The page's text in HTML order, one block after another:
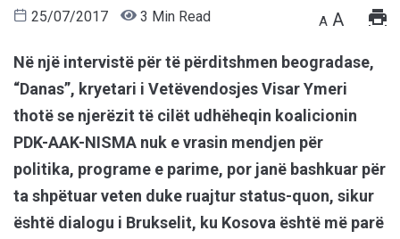
25/07/2017 3 Min Read A A
Në një intervistë për të përditshmen beogradase,
“Danas”, kryetari i Vetëvendosjes Visar Ymeri
thotë se njerëzit të cilët udhëheqin koalicionin
PDK-AAK-NISMA nuk e vrasin mendjen për
politika, programe e parime, por janë bashkuar për
ta shpëtuar veten duke ruajtur status-quon, sikur
është dialogu i Brukselit, ku Kosova është më parë